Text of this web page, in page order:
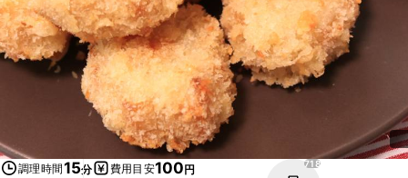
調理時間15分 費用目安100円 718